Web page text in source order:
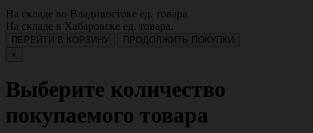
На складе во Владивостоке ед. товара.
На складе в Хабаровске ед. товара.
ПЕРЕЙТИ В КОРЗИНУ
ПРОДОЛЖИТЬ ПОКУПКИ
×
Выберите количество
покупаемого товара